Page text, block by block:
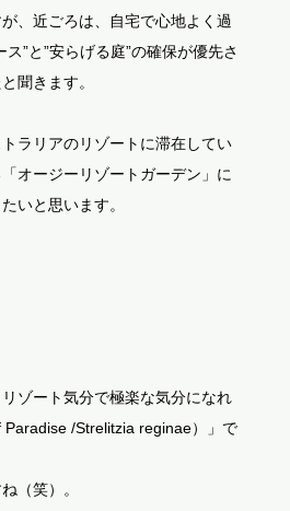
、近ごろは、自宅で心地よく過
”と”安らげる庭”の確保が優先さ
聞きます。
ラリアのリゾートに滞在してい
オージーリゾートガーデン」に
いと思います。
ゾート気分で極楽な気分になれ
Paradise /Strelitzia reginae）」で
（笑）。